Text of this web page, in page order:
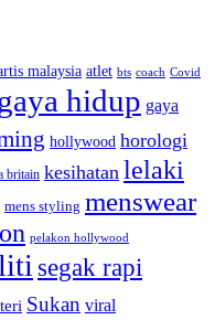
malaysia atlet bts coach Covid
hidup gaya
hollywood horologi
britain kesihatan lelaki
mens styling menswear
pelakon hollywood
segak rapi
Sukan viral